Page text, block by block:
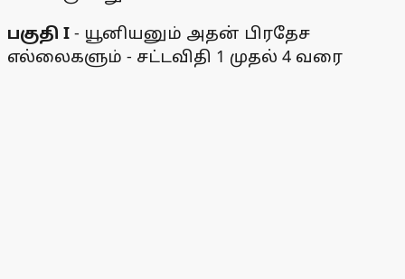
பகுதி I - யூனியனும் அதன் பிரதேச
எல்லைகளும் - சட்டவிதி 1 முதல் 4 வரை